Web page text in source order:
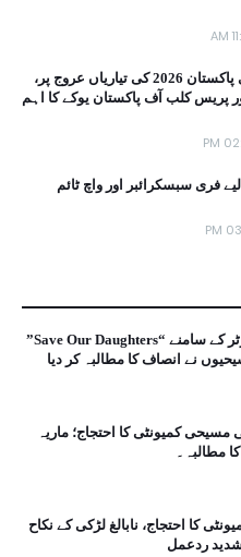
انگلینڈ میں یومِ آزادی پاکستان 2026 کی تیاریاں عروج پر،
پریس کلب آف پاکستان یوکے کا اہم
فری سبسکرائبر اور واچ ٹائم
اقوام متحدہ ہیڈکوارٹر کے سامنے “Save Our Daughters”
نے انصاف کا مطالبہ کر دیا
مسیحی کمیونٹی کا احتجاج؛ ماریہ
مطالبہ۔
کا احتجاج، نابالغ لڑکی کے نکاح
ردعمل